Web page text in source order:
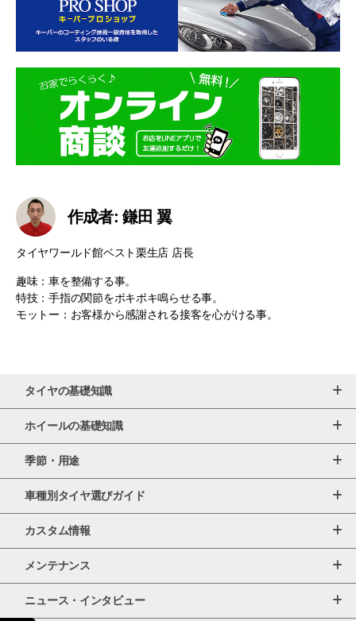
作成者: 鎌田 翼
タイヤワールド館ベスト栗生店 店長
趣味：車を整備する事。
特技：手指の関節をポキポキ鳴らせる事。
モットー：お客様から感謝される接客を心がける事。
タイヤの基礎知識
ホイールの基礎知識
季節・用途
車種別タイヤ選びガイド
カスタム情報
メンテナンス
ニュース・インタビュー